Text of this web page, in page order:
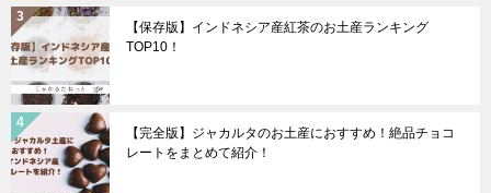
【保存版】インドネシア産紅茶のお土産ランキング
TOP10！
【完全版】ジャカルタのお土産におすすめ！絶品チョコ
レートをまとめて紹介！